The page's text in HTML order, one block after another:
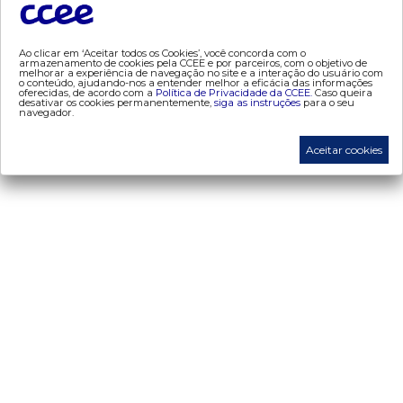
- geração
- mcsd
- mercado mensal
- mercado quinzenal
- proinfa
Ao clicar em ‘Aceitar todos os Cookies’, você concorda com o
armazenamento de cookies pela CCEE e por parceiros, com o objetivo de
melhorar a experiência de navegação no site e a interação do usuário com
o conteúdo, ajudando-nos a entender melhor a eficácia das informações
oferecidas, de acordo com a Política de Privacidade da CCEE. Caso queira
desativar os cookies permanentemente, siga as instruções para o seu
navegador.
Aceitar cookies